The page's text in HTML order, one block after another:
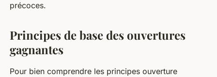
précoces.
Principes de base des ouvertures
gagnantes
Pour bien comprendre les principes ouverture